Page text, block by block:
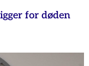
for døden